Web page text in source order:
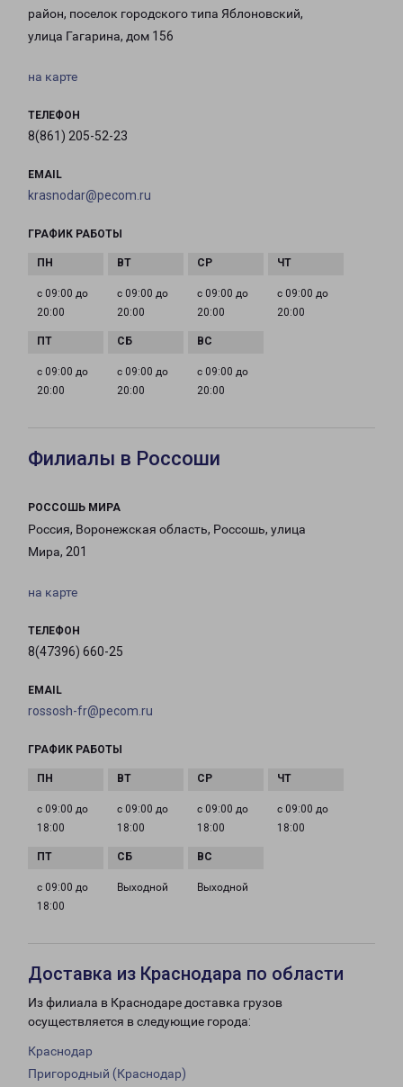
район, поселок городского типа Яблоновский,
улица Гагарина, дом 156
на карте
ТЕЛЕФОН
8(861) 205-52-23
EMAIL
krasnodar@pecom.ru
ГРАФИК РАБОТЫ
с 09:00 до
20:00
с 09:00 до
20:00
с 09:00 до
20:00
с 09:00 до
20:00
с 09:00 до
20:00
с 09:00 до
20:00
с 09:00 до
20:00
Филиалы в Россоши
РОССОШЬ МИРА
Россия, Воронежская область, Россошь, улица
Мира, 201
на карте
ТЕЛЕФОН
8(47396) 660-25
EMAIL
rossosh-fr@pecom.ru
ГРАФИК РАБОТЫ
с 09:00 до
18:00
с 09:00 до
18:00
с 09:00 до
18:00
с 09:00 до
18:00
с 09:00 до
18:00
Выходной Выходной
Доставка из Краснодара по области
Из филиала в Краснодаре доставка грузов
осуществляется в следующие города:
Краснодар
Пригородный (Краснодар)